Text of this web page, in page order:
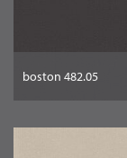
boston 482.05